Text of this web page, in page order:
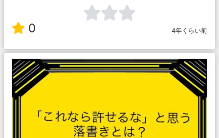
0 4年くらい前